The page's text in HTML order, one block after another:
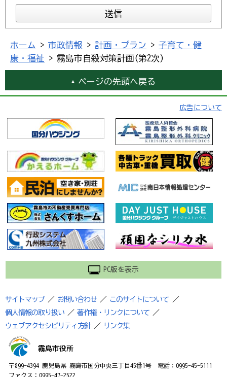
ホーム > 市政情報 > 計画・プラン > 子育て・健
康・福祉 > 霧島市自殺対策計画(第2次)
ページの先頭へ戻る
広告について
PC版を表示
サイトマップ ／ お問い合わせ ／ このサイトについて
／
個人情報の取り扱い ／ 著作権・リンクについて ／
ウェブアクセシビリティ方針 ／ リンク集
霧島市役所
〒899-4394 鹿児島県 霧島市国分中央三丁目45番1号 電話：0995-45-5111
ファクス：0995-47-2522